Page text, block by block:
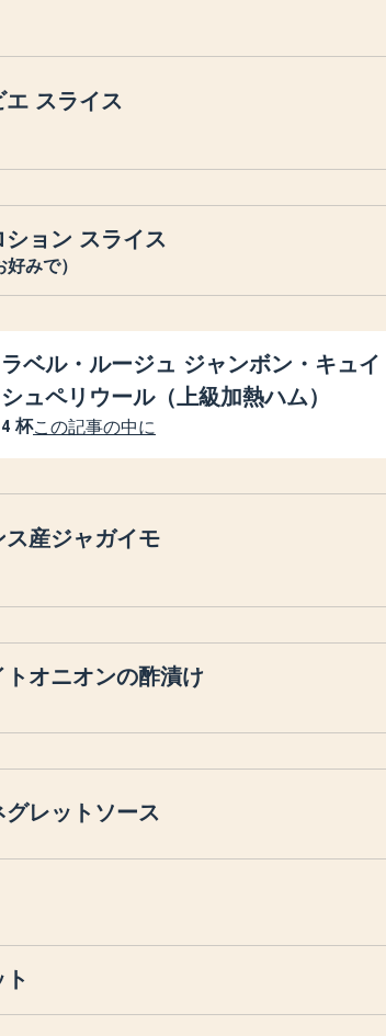
エ スライス
ション スライス
みで）
ラベル・ルージュ ジャンボン・キュイ
シュペリウール（上級加熱ハム）
4杯この記事の中に
ス産ジャガイモ
トオニオンの酢漬け
グレットソース